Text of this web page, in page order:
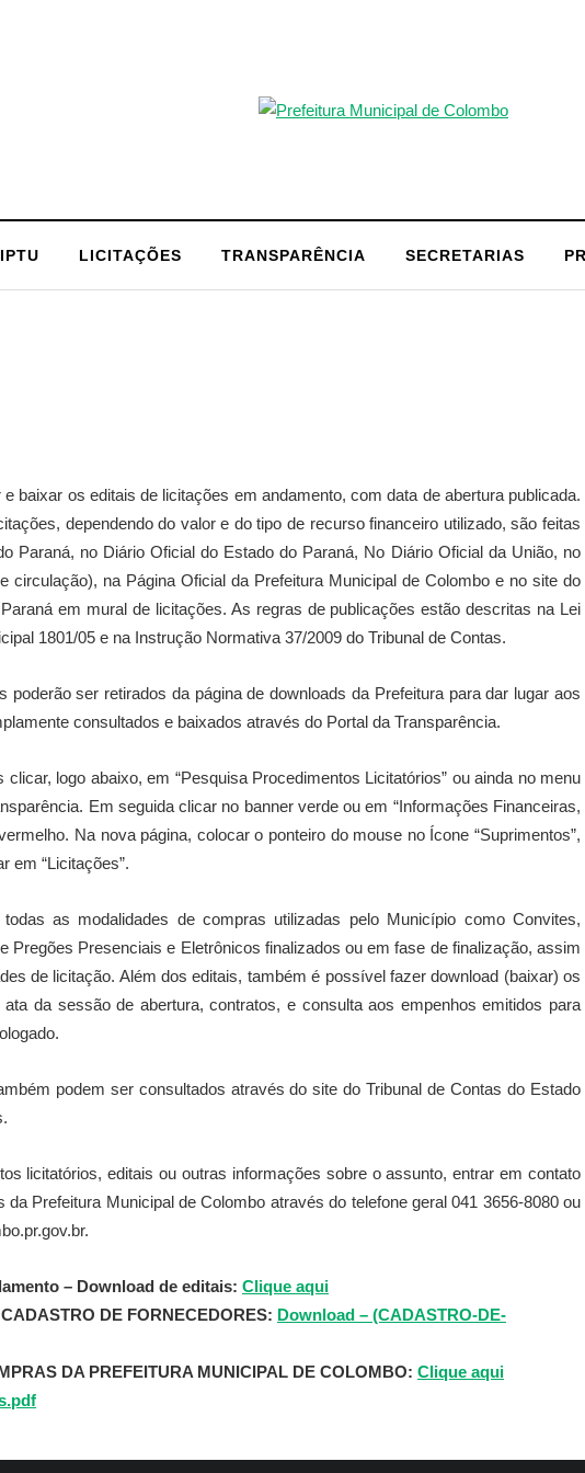
IPTU LICITAÇÕES TRANSPARÊNCIA SECRETARIAS
baixar os editais de licitações em andamento, com data de abertura publicada.
dependendo do valor e do tipo de recurso financeiro utilizado, são feitas
Paraná, no Diário Oficial do Estado do Paraná, No Diário Oficial da União, no
circulação), na Página Oficial da Prefeitura Municipal de Colombo e no site do
em mural de licitações. As regras de publicações estão descritas na Lei
1801/05 e na Instrução Normativa 37/2009 do Tribunal de Contas.
poderão ser retirados da página de downloads da Prefeitura para dar lugar aos
consultados e baixados através do Portal da Transparência.
logo abaixo, em “Pesquisa Procedimentos Licitatórios” ou ainda no menu
Em seguida clicar no banner verde ou em “Informações Financeiras,
Na nova página, colocar o ponteiro do mouse no Ícone “Suprimentos”,
em “Licitações”.
as modalidades de compras utilizadas pelo Município como Convites,
Pregões Presenciais e Eletrônicos finalizados ou em fase de finalização, assim
de licitação. Além dos editais, também é possível fazer download (baixar) os
da sessão de abertura, contratos, e consulta aos empenhos emitidos para
podem ser consultados através do site do Tribunal de Contas do Estado
licitatórios, editais ou outras informações sobre o assunto, entrar em contato
Prefeitura Municipal de Colombo através do telefone geral 041 3656-8080 ou
– Download de editais: Clique aqui
DE FORNECEDORES: Download – (CADASTRO-DE-
DA PREFEITURA MUNICIPAL DE COLOMBO: Clique aqui